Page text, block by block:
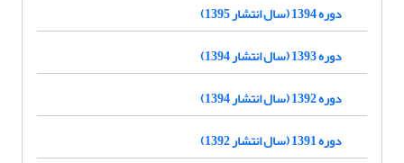
دوره 1394 (سال انتشار 1395)
دوره 1393 (سال انتشار 1394)
دوره 1392 (سال انتشار 1394)
دوره 1391 (سال انتشار 1392)